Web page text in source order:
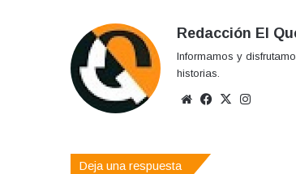
Redacción El
Informamos y
historias.
Sitio
Facebook
X
Deja una respuesta